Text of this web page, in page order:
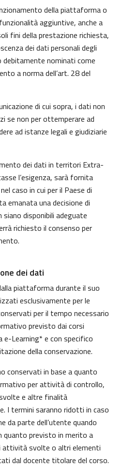
della piattaforma o
aggiuntive, anche a
fini della prestazione richiesta,
dei dati personali degli
nominati come
a norma dell’art. 28 del
di cui sopra, i dati non
se non per ottemperare ad
ad istanze legali e giudiziarie
dei dati in territori Extra-
l’esigenza, sarà fornita
caso in cui per il Paese di
emanata una decisione di
disponibili adeguate
richiesto il consenso per
dei dati
piattaforma durante il suo
esclusivamente per le
per il tempo necessario
previsto dai corsi
Learning* e con specifico
della conservazione.
conservati in base a quanto
per attività di controllo,
e altre finalità
I termini saranno ridotti in caso
da parte dell’utente quando
previsto in merito a
attività svolte o altri elementi
dal docente titolare del corso.